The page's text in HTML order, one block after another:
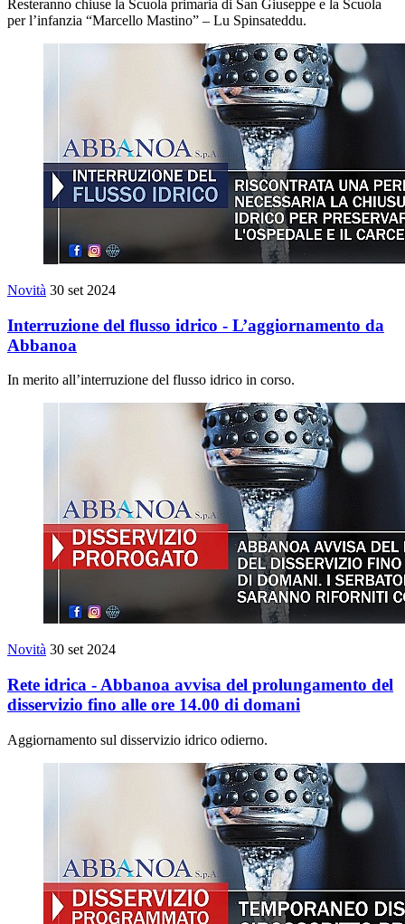
Resteranno chiuse la Scuola primaria di San Giuseppe e la Scuola
per l’infanzia “Marcello Mastino” – Lu Spinsateddu.
Novità 30 set 2024
Interruzione del flusso idrico - L’aggiornamento da
Abbanoa
In merito all’interruzione del flusso idrico in corso.
Novità 30 set 2024
Rete idrica - Abbanoa avvisa del prolungamento del
disservizio fino alle ore 14.00 di domani
Aggiornamento sul disservizio idrico odierno.